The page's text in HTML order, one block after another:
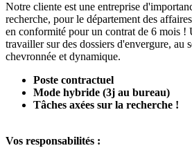
Notre cliente est une entreprise
recherche, pour le département des
en conformité pour un contrat de 6 mois !
travailler sur des dossiers d'envergure, au
chevronnée et dynamique.
Poste contractuel
Mode hybride (3j au bureau)
Tâches axées sur la recherche !
Vos responsabilités :